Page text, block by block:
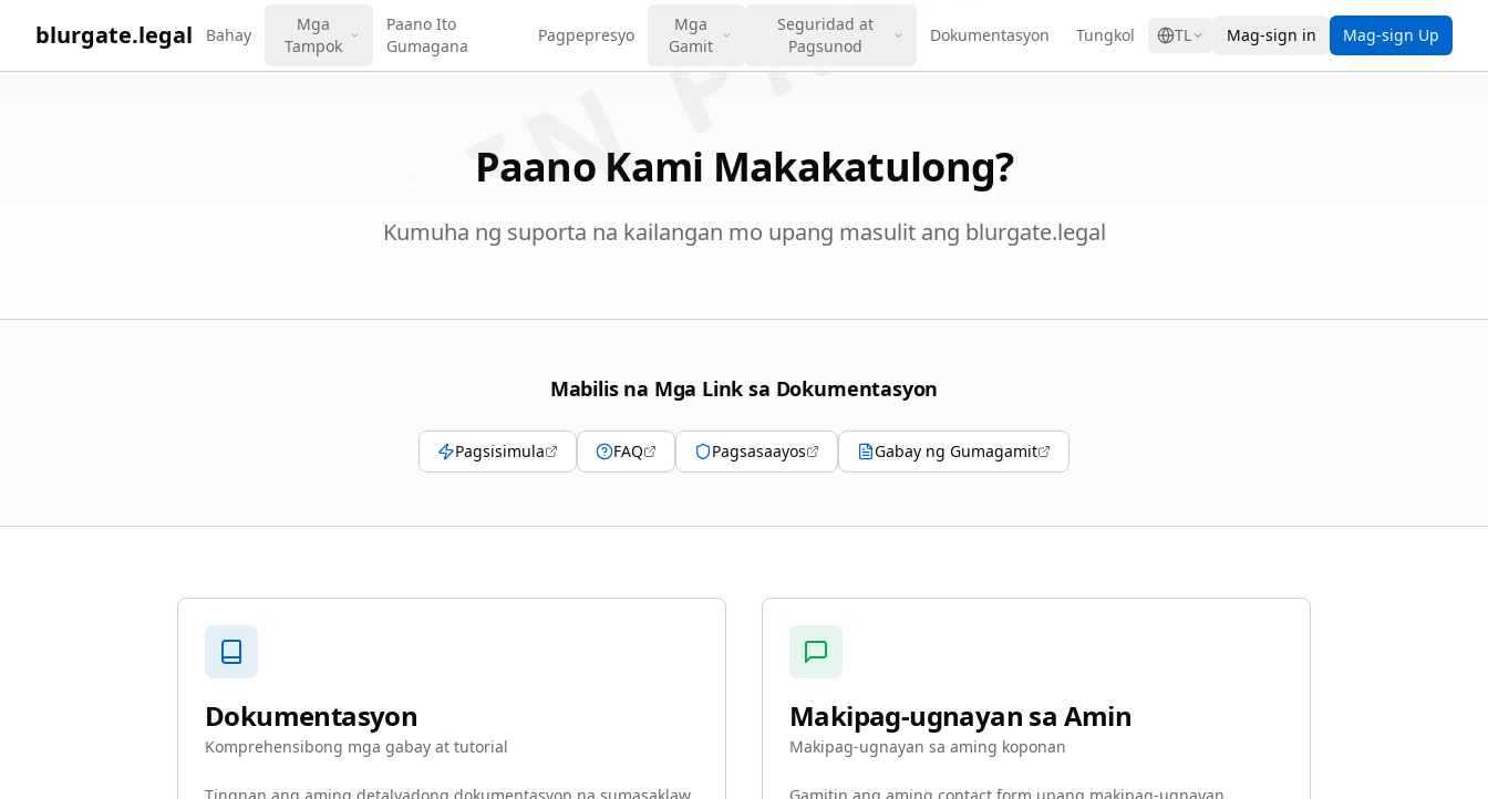
blurgate.legal Bahay
Mga
Tampok
Paano Ito
Gumagana
Pagpepresyo
Mga
Gamit
Seguridad at
Pagsunod
Dokumentasyon Tungkol TL Mag-sign in Mag-sign Up
Paano Kami Makakatulong?
Kumuha ng suporta na kailangan mo upang masulit ang blurgate.legal
Mabilis na Mga Link sa Dokumentasyon
Pagsisimula FAQ Pagsasaayos Gabay ng Gumagamit
Dokumentasyon
Komprehensibong mga gabay at tutorial
Makipag-ugnayan sa Amin
Makipag-ugnayan sa aming koponan